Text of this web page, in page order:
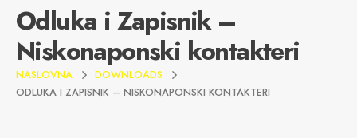
Odluka i Zapisnik –
Niskonaponski kontakteri
NASLOVNA
DOWNLOADS
ODLUKA I ZAPISNIK – NISKONAPONSKI KONTAKTERI